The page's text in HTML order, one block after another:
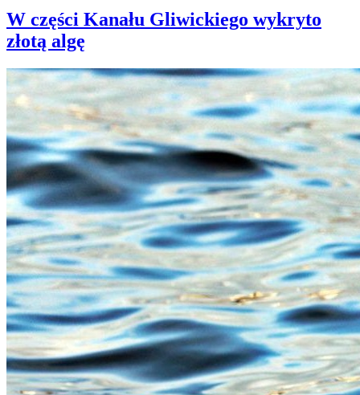
W części Kanału Gliwickiego wykryto
złotą algę